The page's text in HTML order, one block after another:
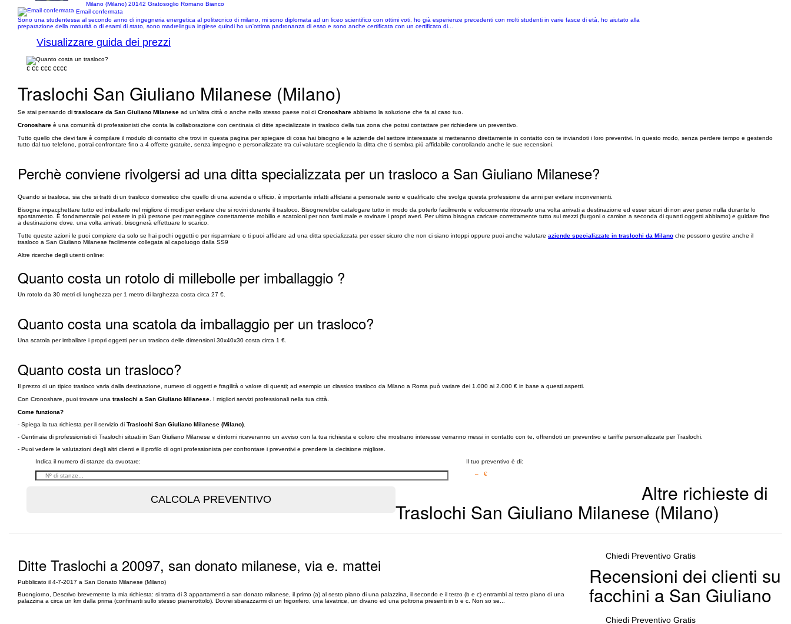
Milano (Milano) 20142 Gratosoglio Romano Bianco
Email confermata
Sono una studentessa al secondo anno di ingegneria energetica al politecnico di milano, mi sono diplomata ad un liceo scientifico con ottimi voti, ho già esperienze precedenti con molti studenti in varie fasce di età, ho aiutato alla
preparazione della maturità o di esami di stato, sono madrelingua inglese quindi ho un'ottima padronanza di esso e sono anche certificata con un certificato di...
Visualizzare guida dei prezzi
€ €€ €€€ €€€€
Traslochi San Giuliano Milanese (Milano)
Se stai pensando di traslocare da San Giuliano Milanese ad un’altra città o anche nello stesso paese noi di Cronoshare abbiamo la soluzione che fa al caso tuo.
Cronoshare è una comunità di professionisti che conta la collaborazione con centinaia di ditte specializzate in trasloco della tua zona che potrai contattare per richiedere un preventivo.
Tutto quello che devi fare è compilare il modulo di contatto che trovi in questa pagina per spiegare di cosa hai bisogno e le aziende del settore interessate si metteranno direttamente in contatto con te inviandoti i loro preventivi. In questo modo, senza perdere tempo e gestendo
tutto dal tuo telefono, potrai confrontare fino a 4 offerte gratuite, senza impegno e personalizzate tra cui valutare scegliendo la ditta che ti sembra più affidabile controllando anche le sue recensioni.
Perchè conviene rivolgersi ad una ditta specializzata per un trasloco a San Giuliano Milanese?
Quando si trasloca, sia che si tratti di un trasloco domestico che quello di una azienda o ufficio, è importante infatti affidarsi a personale serio e qualificato che svolga questa professione da anni per evitare inconvenienti.
Bisogna impacchettare tutto ed imballarlo nel migliore di modi per evitare che si rovini durante il trasloco. Bisognerebbe catalogare tutto in modo da poterlo facilmente e velocemente ritrovarlo una volta arrivati a destinazione ed esser sicuri di non aver perso nulla durante lo
spostamento. È fondamentale poi essere in più persone per maneggiare correttamente mobilio e scatoloni per non farsi male e rovinare i propri averi. Per ultimo bisogna caricare correttamente tutto sui mezzi (furgoni o camion a seconda di quanti oggetti abbiamo) e guidare fino
a destinazione dove, una volta arrivati, bisognerà effettuare lo scarico.
Tutte queste azioni le puoi compiere da solo se hai pochi oggetti o per risparmiare o ti puoi affidare ad una ditta specializzata per esser sicuro che non ci siano intoppi oppure puoi anche valutare aziende specializzate in traslochi da Milano che possono gestire anche il
trasloco a San Giuliano Milanese facilmente collegata al capoluogo dalla SS9
Altre ricerche degli utenti online:
Quanto costa un rotolo di millebolle per imballaggio ?
Un rotolo da 30 metri di lunghezza per 1 metro di larghezza costa circa 27 €.
Quanto costa una scatola da imballaggio per un trasloco?
Una scatola per imballare i propri oggetti per un trasloco delle dimensioni 30x40x30 costa circa 1 €.
Quanto costa un trasloco?
Il prezzo di un tipico trasloco varia dalla destinazione, numero di oggetti e fragilità o valore di questi; ad esempio un classico trasloco da Milano a Roma può variare dei 1.000 ai 2.000 € in base a questi aspetti.
Con Cronoshare, puoi trovare una traslochi a San Giuliano Milanese . I migliori servizi professionali nella tua città.
Come funziona?
- Spiega la tua richiesta per il servizio di Traslochi San Giuliano Milanese (Milano)
- Centinaia di professionisti di Traslochi situati in San Giuliano Milanese e dintorni riceveranno un avviso con la tua richiesta e coloro che mostrano interesse verranno messi in contatto con te, offrendoti un preventivo e tariffe personalizzate per Traslochi.
- Puoi vedere le valutazioni degli altri clienti e il profilo di ogni professionista per confrontare i preventivi e prendere la decisione migliore.
Indica il numero di stanze da svuotare:
Il tuo preventivo è di:
– €
Altre richieste di
Traslochi San Giuliano Milanese (Milano)
Ditte Traslochi a 20097, san donato milanese, via e. mattei
Pubblicato il 4-7-2017 a San Donato Milanese (Milano)
Buongiorno, Descrivo brevemente la mia richiesta: si tratta di 3 appartamenti a san donato milanese, il primo (a) al sesto piano di una palazzina, il secondo e il terzo (b e c) entrambi al terzo piano di una
palazzina a circa un km dalla prima (confinanti sullo stesso pianerottolo). Dovrei sbarazzarmi di un frigorifero​, una lavatrice, un divano ed una poltrona presenti in b e c. Non so se...
Chiedi Preventivo Gratis
Chiedi Preventivo Gratis
Recensioni dei clienti su
facchini a San Giuliano